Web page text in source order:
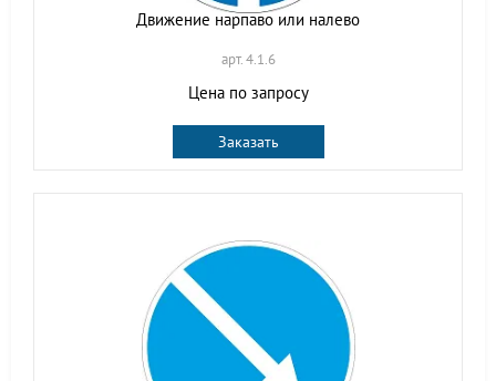
Движение нарпаво или налево
арт. 4.1.6
Цена по запросу
Заказать